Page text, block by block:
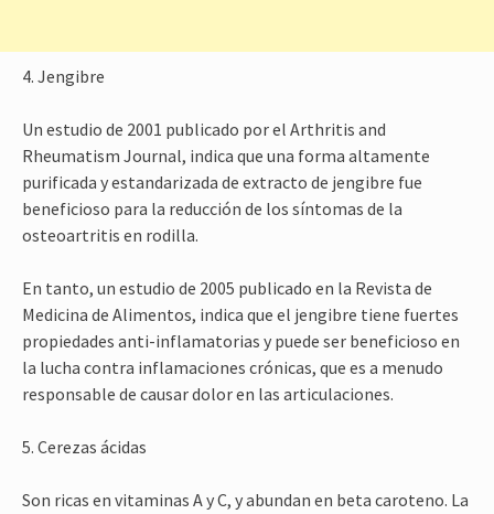
4. Jengibre
Un estudio de 2001 publicado por el Arthritis and
Rheumatism Journal, indica que una forma altamente
purificada y estandarizada de extracto de jengibre fue
beneficioso para la reducción de los síntomas de la
osteoartritis en rodilla.
En tanto, un estudio de 2005 publicado en la Revista de
Medicina de Alimentos, indica que el jengibre tiene fuertes
propiedades anti-inflamatorias y puede ser beneficioso en
la lucha contra inflamaciones crónicas, que es a menudo
responsable de causar dolor en las articulaciones.
5. Cerezas ácidas
Son ricas en vitaminas A y C, y abundan en beta caroteno. La